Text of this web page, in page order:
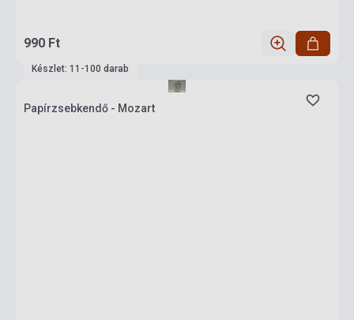
990 Ft
Készlet: 11-100 darab
Papírzsebkendő - Mozart